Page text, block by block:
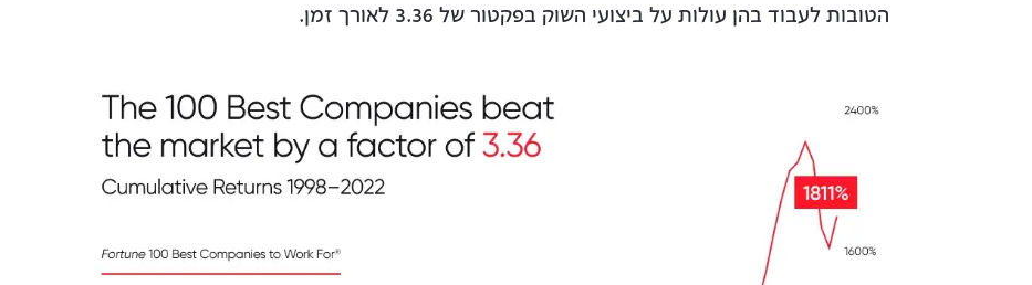
הטובות לעבוד בהן עולות על ביצועי השוק בפקטור של 3.36 לאורך זמן.